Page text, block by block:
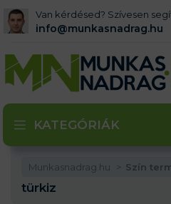
Van kérdésed? Szívesen
info@munkasnadrag.hu
KATEGÓRIÁK
Munkasnadrag.hu Szín
türkiz